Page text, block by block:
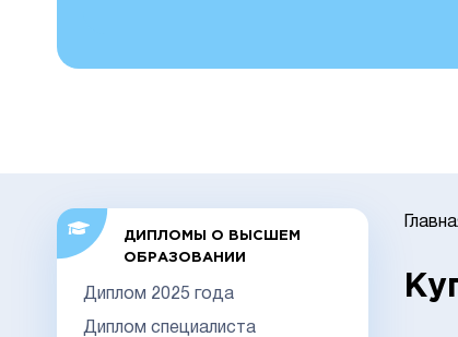
ДИПЛОМЫ О ВЫСШЕМ
ОБРАЗОВАНИИ
Диплом 2025 года
Диплом специалиста